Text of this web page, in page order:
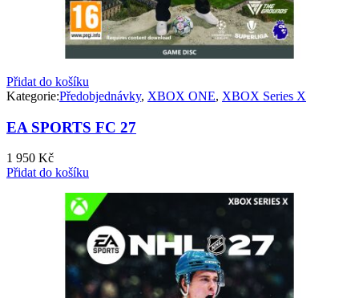
Přidat do košíku
Kategorie:Předobjednávky, XBOX ONE, XBOX Series X
EA SPORTS FC 27
1 950 Kč
Přidat do košíku